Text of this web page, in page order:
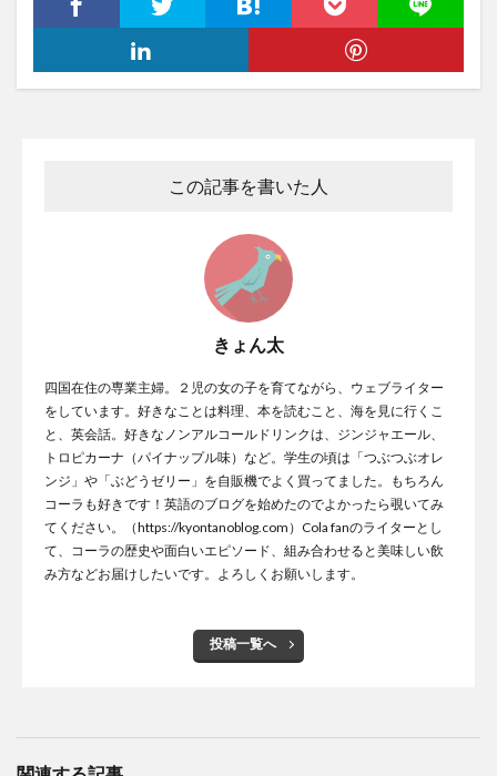
この記事を書いた人
きょん太
四国在住の専業主婦。２児の女の子を育てながら、ウェブライター
をしています。好きなことは料理、本を読むこと、海を見に行くこ
と、英会話。好きなノンアルコールドリンクは、ジンジャエール、
トロピカーナ（パイナップル味）など。学生の頃は「つぶつぶオレ
ンジ」や「ぶどうゼリー」を自販機でよく買ってました。もちろん
コーラも好きです！英語のブログを始めたのでよかったら覗いてみ
てください。（https://kyontanoblog.com）Cola fanのライターとし
て、コーラの歴史や面白いエピソード、組み合わせると美味しい飲
み方などお届けしたいです。よろしくお願いします。
投稿一覧へ